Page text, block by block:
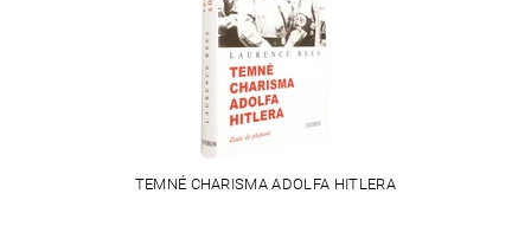
TEMNÉ CHARISMA ADOLFA HITLERA